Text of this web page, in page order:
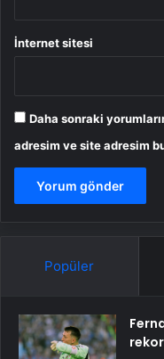
İnternet sitesi
Daha sonraki
adresim ve site adresim
Popüler